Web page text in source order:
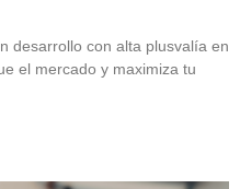
desarrollo con alta plusvalía en
el mercado y maximiza tu